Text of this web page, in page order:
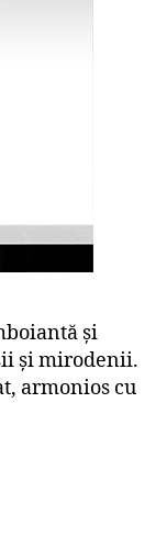
și
și mirodenii.
armonios cu